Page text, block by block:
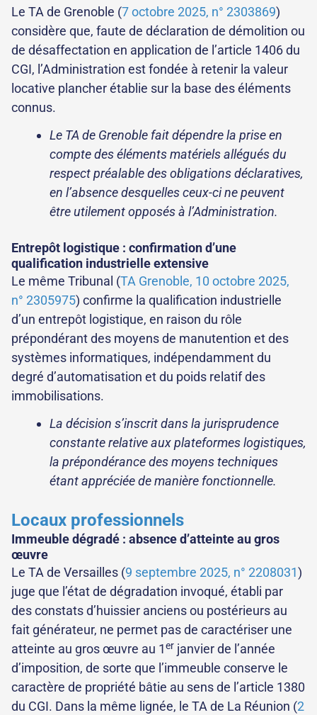
Le TA de Grenoble (7 octobre 2025, n° 2303869)
considère que, faute de déclaration de démolition ou
de désaffectation en application de l’article 1406 du
CGI, l’Administration est fondée à retenir la valeur
locative plancher établie sur la base des éléments
connus.
Le TA de Grenoble fait dépendre la prise en
compte des éléments matériels allégués du
respect préalable des obligations déclaratives,
en l’absence desquelles ceux-ci ne peuvent
être utilement opposés à l’Administration.
Entrepôt logistique : confirmation d’une
qualification industrielle extensive
Le même Tribunal (TA Grenoble, 10 octobre 2025,
n° 2305975) confirme la qualification industrielle
d’un entrepôt logistique, en raison du rôle
prépondérant des moyens de manutention et des
systèmes informatiques, indépendamment du
degré d’automatisation et du poids relatif des
immobilisations.
La décision s’inscrit dans la jurisprudence
constante relative aux plateformes logistiques,
la prépondérance des moyens techniques
étant appréciée de manière fonctionnelle.
Locaux professionnels
Immeuble dégradé : absence d’atteinte au gros
œuvre
Le TA de Versailles (9 septembre 2025, n° 2208031)
juge que l’état de dégradation invoqué, établi par
des constats d’huissier anciens ou postérieurs au
fait générateur, ne permet pas de caractériser une
atteinte au gros œuvre au 1er janvier de l’année
d’imposition, de sorte que l’immeuble conserve le
caractère de propriété bâtie au sens de l’article 1380
du CGI. Dans la même lignée, le TA de La Réunion (2